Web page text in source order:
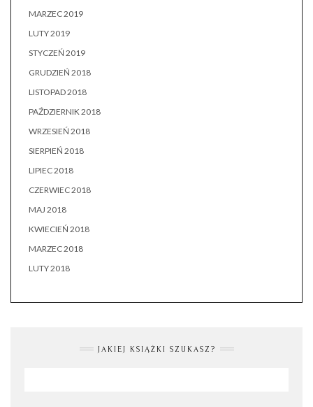
MARZEC 2019
LUTY 2019
STYCZEŃ 2019
GRUDZIEŃ 2018
LISTOPAD 2018
PAŹDZIERNIK 2018
WRZESIEŃ 2018
SIERPIEŃ 2018
LIPIEC 2018
CZERWIEC 2018
MAJ 2018
KWIECIEŃ 2018
MARZEC 2018
LUTY 2018
JAKIEJ KSIĄŻKI SZUKASZ?